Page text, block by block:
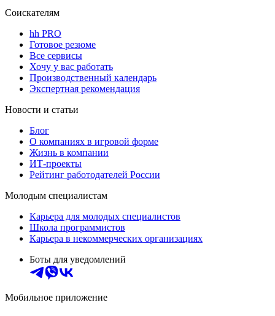
Соискателям
hh PRO
Готовое резюме
Все сервисы
Хочу у вас работать
Производственный календарь
Экспертная рекомендация
Новости и статьи
Блог
О компаниях в игровой форме
Жизнь в компании
ИТ-проекты
Рейтинг работодателей России
Молодым специалистам
Карьера для молодых специалистов
Школа программистов
Карьера в некоммерческих организациях
Боты для уведомлений
Мобильное приложение